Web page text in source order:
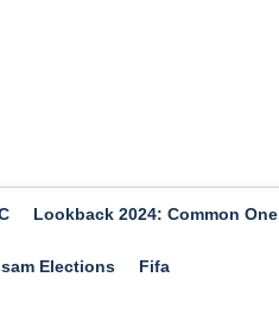
Lookback 2024: Common One
Elections Fifa